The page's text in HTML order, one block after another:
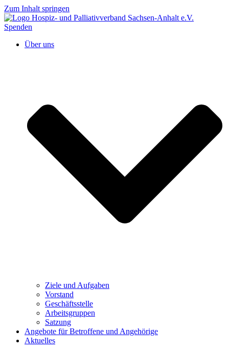
Zum Inhalt springen
Spenden
Über uns
Ziele und Aufgaben
Vorstand
Geschäftsstelle
Arbeitsgruppen
Satzung
Angebote für Betroffene und Angehörige
Aktuelles